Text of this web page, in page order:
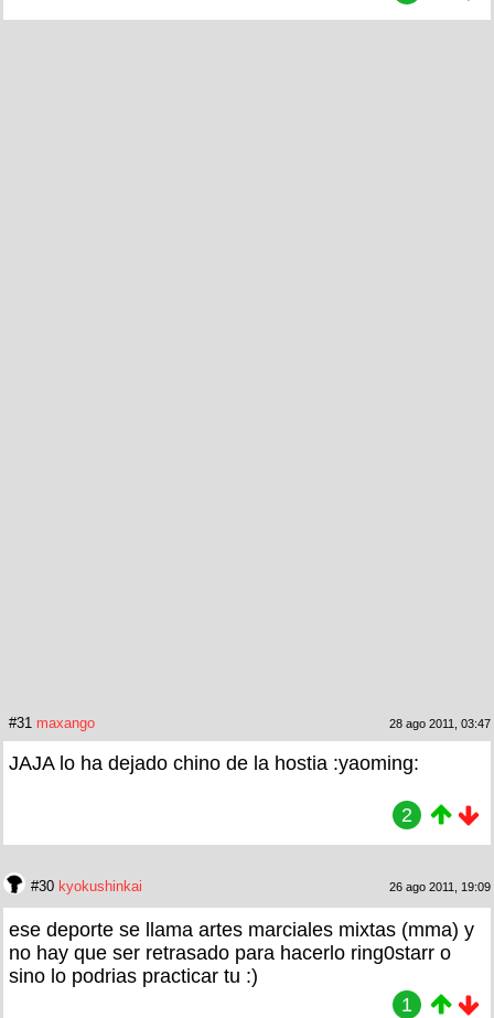
#31 maxango 28 ago 2011, 03:47
JAJA lo ha dejado chino de la hostia :yaoming:
2
#30 kyokushinkai 26 ago 2011, 19:09
ese deporte se llama artes marciales mixtas (mma) y
no hay que ser retrasado para hacerlo ring0starr o
sino lo podrias practicar tu :)
1